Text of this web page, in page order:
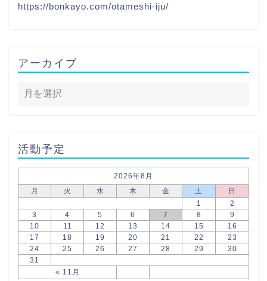
https://bonkayo.com/otameshi-iju/
アーカイブ
活動予定
2026年8月
月
火 水 木 金 土 日
« 11月
1
2
3
4 5 6 7 8
9
10
11 12 13 14 15
16
17
18 19 20 21 22
23
24
25 26 27 28 29
30
31